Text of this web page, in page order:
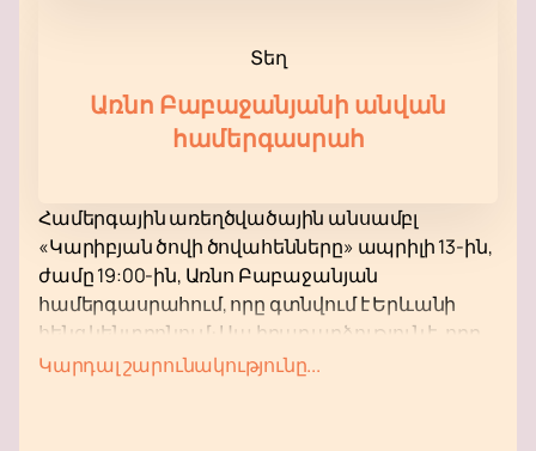
Տեղ
Առնո Բաբաջանյանի անվան
համերգասրահ
Համերգային առեղծվածային անսամբլ
«Կարիբյան ծովի ծովահենները» ապրիլի 13-ին,
ժամը 19:00-ին, Առնո Բաբաջանյան
համերգասրահում, որը գտնվում է Երևանի
հենց կենտրոնում։ Սա իրադարձություն է, որը
չպետք է բաց թողնել:
Կարդալ շարունակությունը...